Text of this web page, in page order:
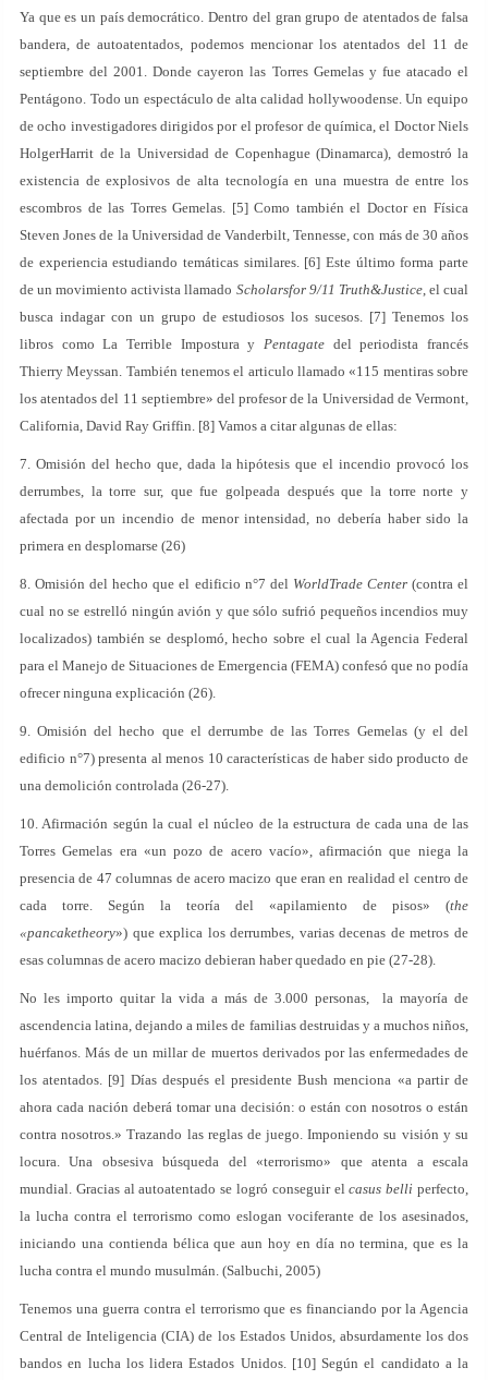
Ya que es un país democrático. Dentro del gran grupo de atentados de falsa
bandera, de autoatentados, podemos mencionar los atentados del 11 de
septiembre del 2001. Donde cayeron las Torres Gemelas y fue atacado el
Pentágono. Todo un espectáculo de alta calidad hollywoodense. Un equipo
de ocho investigadores dirigidos por el profesor de química, el Doctor Niels
HolgerHarrit de la Universidad de Copenhague (Dinamarca), demostró la
existencia de explosivos de alta tecnología en una muestra de entre los
escombros de las Torres Gemelas. [5] Como también el Doctor en Física
Steven Jones de la Universidad de Vanderbilt, Tennesse, con más de 30 años
de experiencia estudiando temáticas similares. [6] Este último forma parte
de un movimiento activista llamado Scholarsfor 9/11 Truth&Justice, el cual
busca indagar con un grupo de estudiosos los sucesos. [7] Tenemos los
libros como La Terrible Impostura y Pentagate del periodista francés
Thierry Meyssan. También tenemos el articulo llamado «115 mentiras sobre
los atentados del 11 septiembre» del profesor de la Universidad de Vermont,
California, David Ray Griffin. [8] Vamos a citar algunas de ellas:
7. Omisión del hecho que, dada la hipótesis que el incendio provocó los
derrumbes, la torre sur, que fue golpeada después que la torre norte y
afectada por un incendio de menor intensidad, no debería haber sido la
primera en desplomarse (26)
8. Omisión del hecho que el edificio n°7 del WorldTrade Center(contra el
cual no se estrelló ningún avión y que sólo sufrió pequeños incendios muy
localizados) también se desplomó, hecho sobre el cual la Agencia Federal
para el Manejo de Situaciones de Emergencia (FEMA) confesó que no podía
ofrecer ninguna explicación (26).
9. Omisión del hecho que el derrumbe de las Torres Gemelas (y el del
edificio n°7) presenta al menos 10 características de haber sido producto de
una demolición controlada (26-27).
10. Afirmación según la cual el núcleo de la estructura de cada una de las
Torres Gemelas era «un pozo de acero vacío», afirmación que niega la
presencia de 47 columnas de acero macizo que eran en realidad el centro de
cada torre. Según la teoría del «apilamiento de pisos» (the
«pancaketheory») que explica los derrumbes, varias decenas de metros de
esas columnas de acero macizo debieran haber quedado en pie (27-28).
No les importo quitar la vida a más de 3.000 personas, la mayoría de
ascendencia latina, dejando a miles de familias destruidas y a muchos niños,
huérfanos. Más de un millar de muertos derivados por las enfermedades de
los atentados. [9] Días después el presidente Bush menciona «a partir de
ahora cada nación deberá tomar una decisión: o están con nosotros o están
contra nosotros.» Trazando las reglas de juego. Imponiendo su visión y su
locura. Una obsesiva búsqueda del «terrorismo» que atenta a escala
mundial. Gracias al autoatentado se logró conseguir elcasus belli perfecto,
la lucha contra el terrorismo como eslogan vociferante de los asesinados,
iniciando una contienda bélica que aun hoy en día no termina, que es la
lucha contra el mundo musulmán. (Salbuchi, 2005)
Tenemos una guerra contra el terrorismo que es financiando por la Agencia
Central de Inteligencia (CIA) de los Estados Unidos, absurdamente los dos
bandos en lucha los lidera Estados Unidos. [10] Según el candidato a la